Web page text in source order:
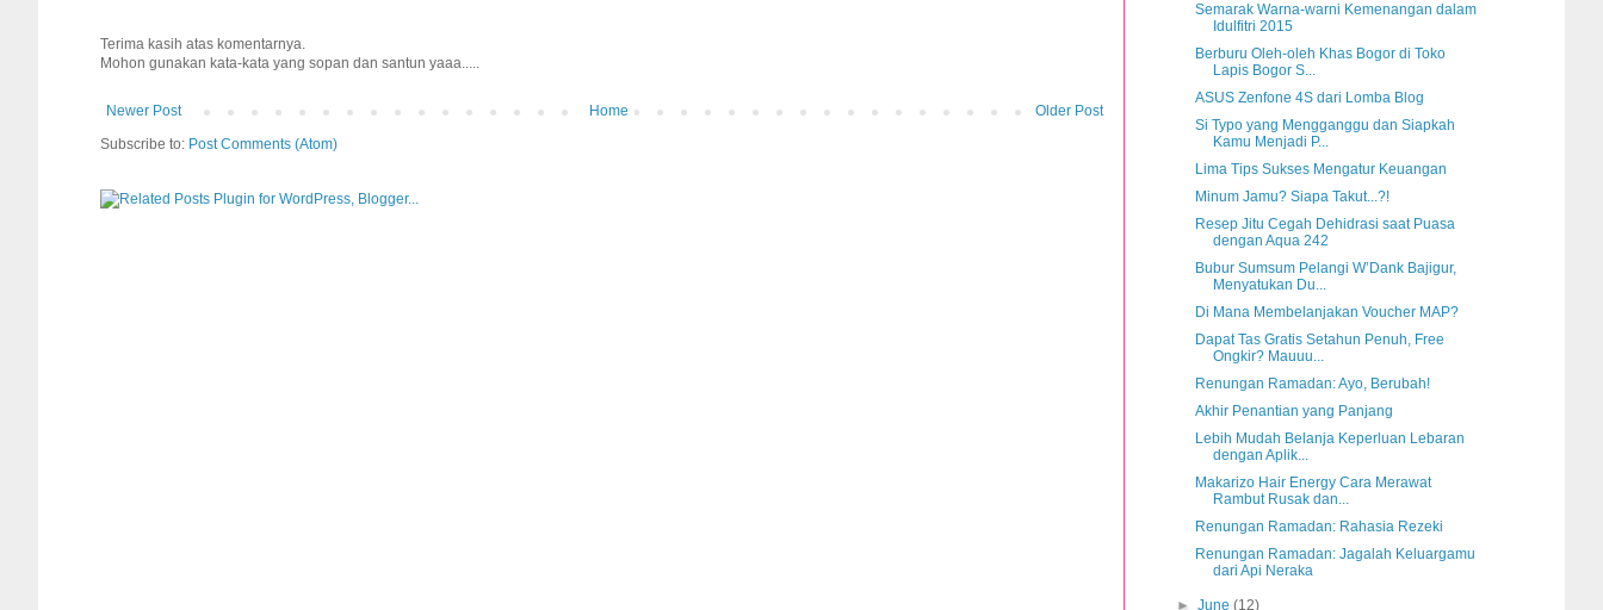
Terima kasih atas komentarnya.
Mohon gunakan kata-kata yang sopan dan santun yaaa.....
Newer Post Older Post
Home
Subscribe to: Post Comments (Atom)
Semarak Warna-warni Kemenangan dalam
Idulfitri 2015
Berburu Oleh-oleh Khas Bogor di Toko
Lapis Bogor S...
ASUS Zenfone 4S dari Lomba Blog
Si Typo yang Mengganggu dan Siapkah
Kamu Menjadi P...
Lima Tips Sukses Mengatur Keuangan
Minum Jamu? Siapa Takut...?!
Resep Jitu Cegah Dehidrasi saat Puasa
dengan Aqua 242
Bubur Sumsum Pelangi W’Dank Bajigur,
Menyatukan Du...
Di Mana Membelanjakan Voucher MAP?
Dapat Tas Gratis Setahun Penuh, Free
Ongkir? Mauuu...
Renungan Ramadan: Ayo, Berubah!
Akhir Penantian yang Panjang
Lebih Mudah Belanja Keperluan Lebaran
dengan Aplik...
Makarizo Hair Energy Cara Merawat
Rambut Rusak dan...
Renungan Ramadan: Rahasia Rezeki
Renungan Ramadan: Jagalah Keluargamu
dari Api Neraka
►June(12)